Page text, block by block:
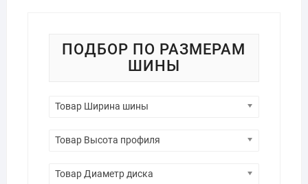
ПОДБОР ПО РАЗМЕРАМ
ШИНЫ
Товар Ширина шины
Товар Высота профиля
Товар Диаметр диска